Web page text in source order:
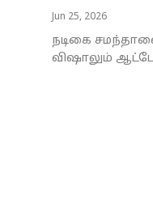
Astrology
Jun 25, 2026
நடிகை
விஷாலும்